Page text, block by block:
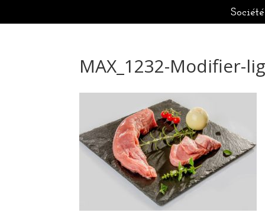
Société
MAX_1232-Modifier-